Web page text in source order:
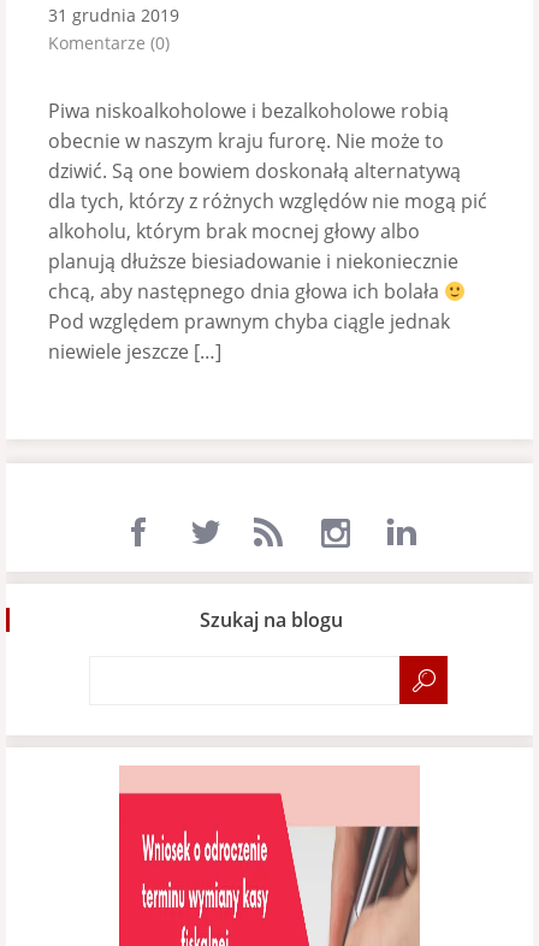
31 grudnia 2019
Komentarze (0)
Piwa niskoalkoholowe i bezalkoholowe robią
obecnie w naszym kraju furorę. Nie może to
dziwić. Są one bowiem doskonałą alternatywą
dla tych, którzy z różnych względów nie mogą pić
alkoholu, którym brak mocnej głowy albo
planują dłuższe biesiadowanie i niekoniecznie
chcą, aby następnego dnia głowa ich bolała
Pod względem prawnym chyba ciągle jednak
niewiele jeszcze […]
Szukaj na blogu